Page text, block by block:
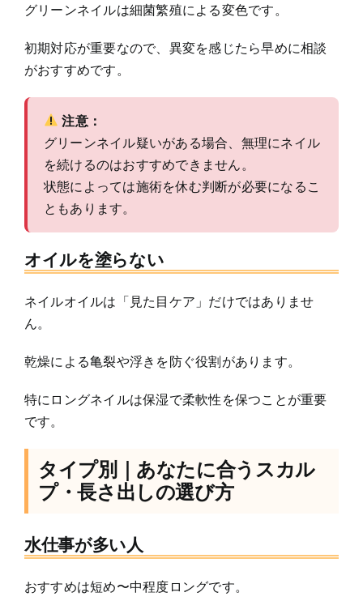
グリーンネイルは細菌繁殖による変色です。
初期対応が重要なので、異変を感じたら早めに相談
がおすすめです。
注意：
グリーンネイル疑いがある場合、無理にネイル
を続けるのはおすすめできません。
状態によっては施術を休む判断が必要になるこ
ともあります。
オイルを塗らない
ネイルオイルは「見た目ケア」だけではありませ
ん。
乾燥による亀裂や浮きを防ぐ役割があります。
特にロングネイルは保湿で柔軟性を保つことが重要
です。
タイプ別｜あなたに合うスカル
プ・長さ出しの選び方
水仕事が多い人
おすすめは短め〜中程度ロングです。